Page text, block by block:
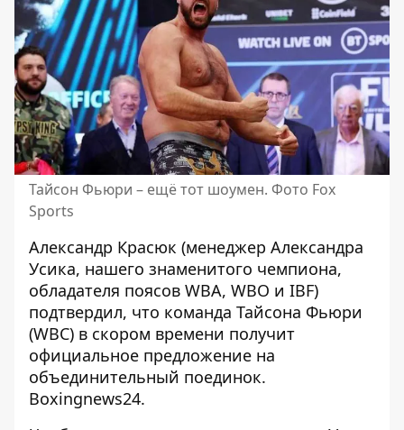
Тайсон Фьюри – ещё тот шоумен. Фото Fox
Sports
Александр Красюк (менеджер Александра
Усика, нашего знаменитого чемпиона,
обладателя поясов WBA, WBO и IBF)
подтвердил, что команда Тайсона Фьюри
(WBC) в скором времени получит
официальное предложение на
объединительный поединок.
Boxingnews24.